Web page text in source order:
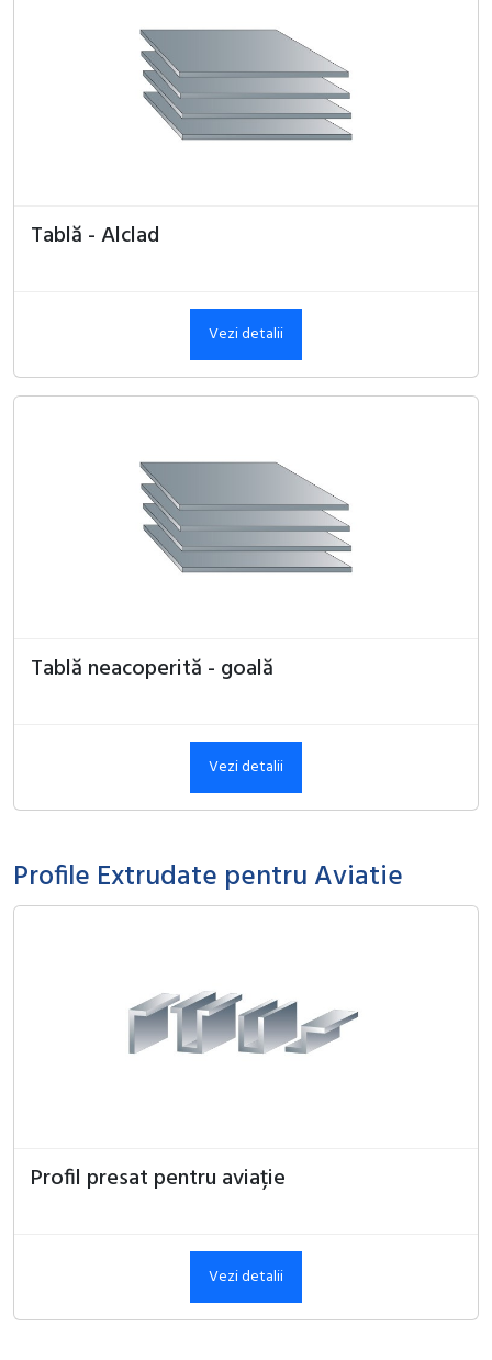
Tablă - Alclad
Vezi detalii
Tablă neacoperită - goală
Vezi detalii
Profile Extrudate pentru Aviatie
Profil presat pentru aviație
Vezi detalii